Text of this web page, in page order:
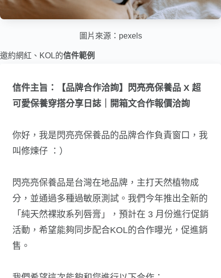
圖片來源： pexels
邀約網紅、KOL的信件範例
信件主旨：【品牌合作洽詢】閃亮亮保養品 X 超
可愛保養穿搭分享日誌｜開箱文合作報價洽詢
你好，我是閃亮亮保養品的品牌合作負責窗口，我
叫修煉仔 ：）
閃亮亮保養品是台灣在地品牌，主打天然植物成
分，並通過多種過敏原測試。我們今年推出全新的
「純天然裸妝系列唇膏」，預計在 3 月份進行促銷
活動，希望能夠同步配合KOL的合作曝光，促進銷
售。